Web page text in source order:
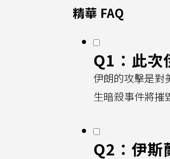
精華 FAQ
Q1：此次
伊朗的攻擊是對
生暗殺事件將摧
Q2：伊斯